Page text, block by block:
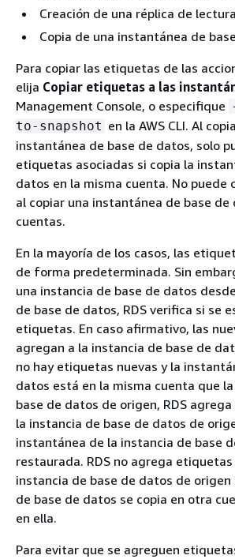
Creación de una réplica de lectura
Copia de una instantánea de
Para copiar las etiquetas de las
elija Copiar etiquetas a las
Management Console, o especifique
to-snapshot en la AWS CLI. Al
instantánea de base de datos, solo
etiquetas asociadas si copia la
datos en la misma cuenta. No puede
al copiar una instantánea de base
cuentas.
En la mayoría de los casos, las
de forma predeterminada. Sin
una instancia de base de datos
de base de datos, RDS verifica si se
etiquetas. En caso afirmativo, las
agregan a la instancia de base de
no hay etiquetas nuevas y la
datos está en la misma cuenta que
base de datos de origen, RDS
la instancia de base de datos de
instantánea de la instancia de base
restaurada. RDS no agrega
instancia de base de datos de
de base de datos se copia en otra
en ella.
Para evitar que se agreguen